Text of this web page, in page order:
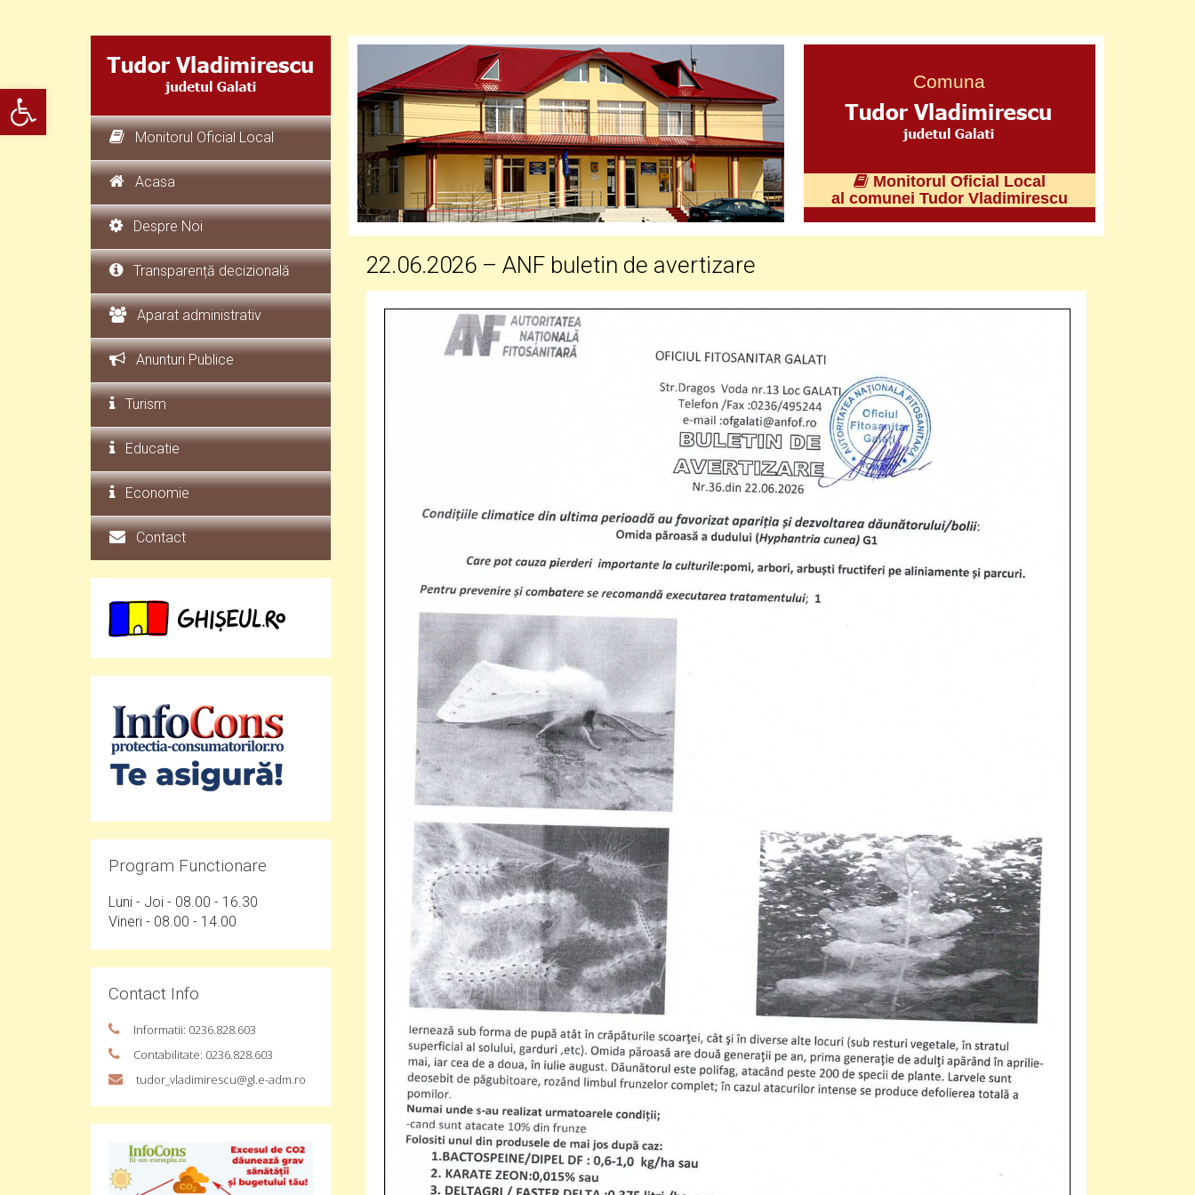
Deschide bara de unelte
Monitorul Oficial Local
Acasa
Despre Noi
Transparență decizională
Aparat administrativ
Anunturi Publice
Turism
Educatie
Economie
Contact
Program Functionare
Luni - Joi - 08.00 - 16.30
Vineri - 08.00 - 14.00
Contact Info
Informatii: 0236.828.603
Contabilitate: 0236.828.603
tudor_vladimirescu@gl.e-adm.ro
Comuna
Monitorul Oficial Local
al comunei Tudor Vladimirescu
22.06.2026 – ANF buletin de avertizare